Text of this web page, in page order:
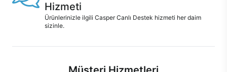
Hizmeti
Ürünlerinizle ilgili Casper Canlı Destek hizmeti her daim
sizinle.